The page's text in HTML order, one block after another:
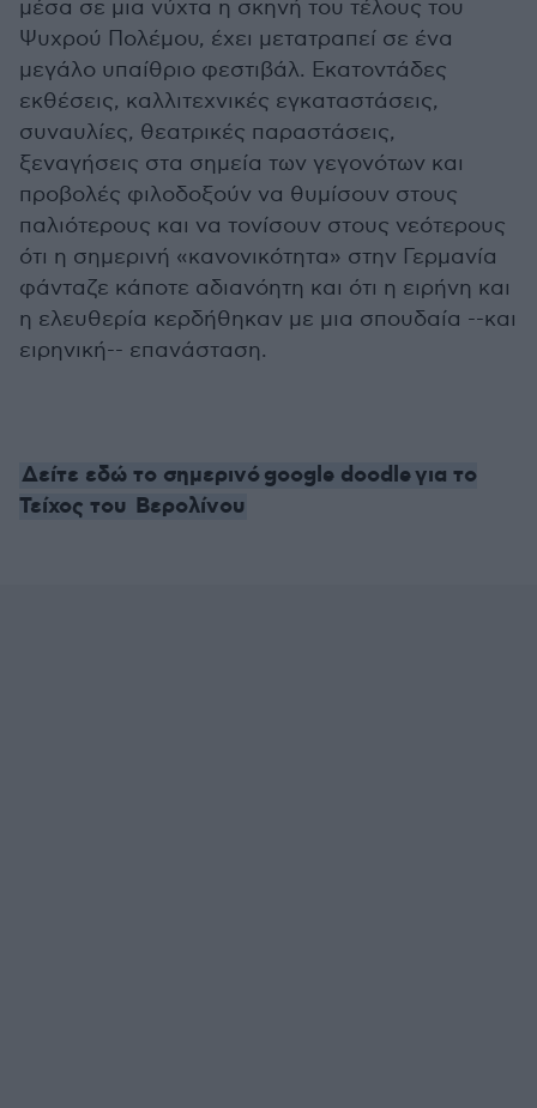
μέσα σε μια νύχτα η σκηνή του τέλους του
Ψυχρού Πολέμου, έχει μετατραπεί σε ένα
μεγάλο υπαίθριο φεστιβάλ. Εκατοντάδες
εκθέσεις, καλλιτεχνικές εγκαταστάσεις,
συναυλίες, θεατρικές παραστάσεις,
ξεναγήσεις στα σημεία των γεγονότων και
προβολές φιλοδοξούν να θυμίσουν στους
παλιότερους και να τονίσουν στους νεότερους
ότι η σημερινή «κανονικότητα» στην Γερμανία
φάνταζε κάποτε αδιανόητη και ότι η ειρήνη και
η ελευθερία κερδήθηκαν με μια σπουδαία --και
ειρηνική-- επανάσταση.
Δείτε εδώ το σημερινό google doodle για το
Τείχος του Βερολίνου